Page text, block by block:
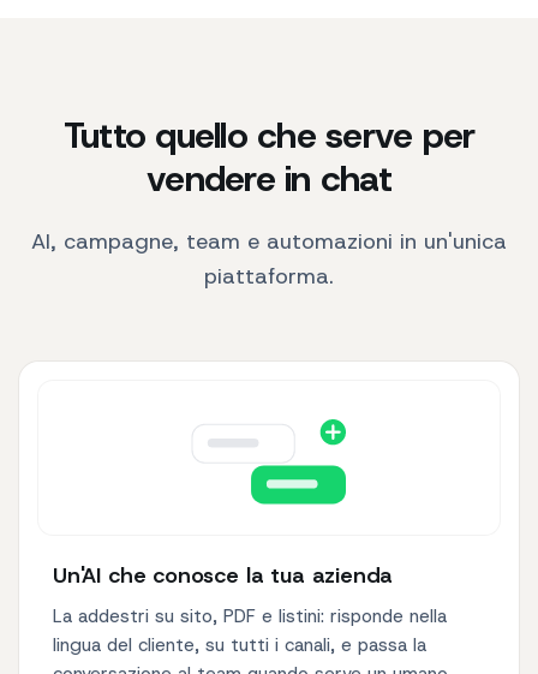
Tutto quello che serve per
vendere in chat
AI, campagne, team e automazioni in un'unica
piattaforma.
Un'AI che conosce la tua azienda
La addestri su sito, PDF e listini: risponde nella
lingua del cliente, su tutti i canali, e passa la